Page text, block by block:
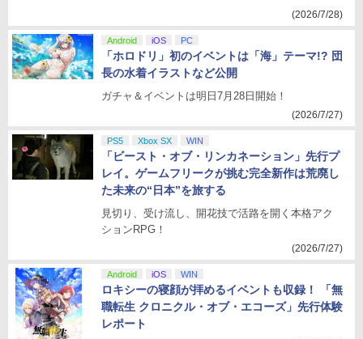
(2026/7/28)
Android iOS PC
「ホロドリ」初のイベントは「海」テーマ!? 団
長の水着イラストなど公開
ガチャ＆イベントは明日7月28日開始！
(2026/7/27)
PS5 Xbox SX WIN
「ビースト・オブ・リンカネーション」先行プ
レイ。ゲームフリークが挑む完全新作は荒廃し
た未来の“日本”を旅する
見切り、受け流し、開花技で活路を開く本格アク
ションRPG！
(2026/7/27)
Android iOS WIN
ロキシーの寝顔が拝めるイベントも収録！ 「無
職転生 クロニクル・オブ・エコーズ」先行体験
レポート